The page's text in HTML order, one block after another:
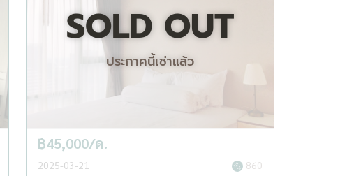
SOLD OUT
ประกาศนี้เช่าแล้ว
฿45,000/ด.
2025-03-21 860